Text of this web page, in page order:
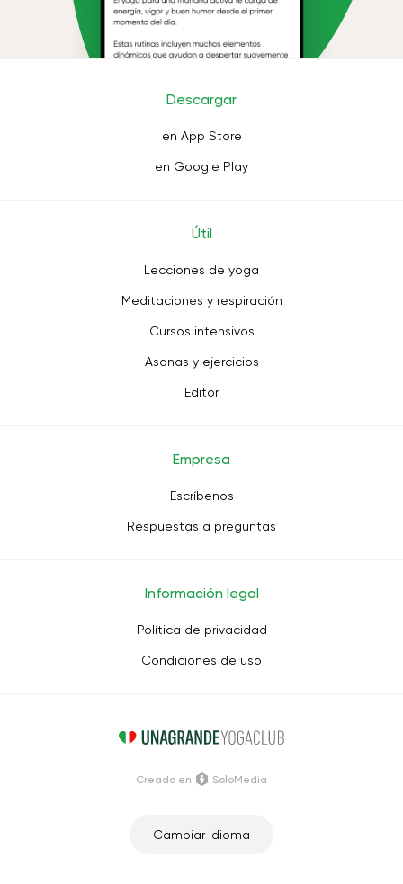
Descargar
en App Store
en Google Play
Útil
Lecciones de yoga
Meditaciones y respiración
Cursos intensivos
Asanas y ejercicios
Editor
Empresa
Escríbenos
Respuestas a preguntas
Información legal
Política de privacidad
Condiciones de uso
Cambiar idioma
Creado en SoloMedia